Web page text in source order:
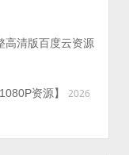
高清版百度云资源
资源】
2026